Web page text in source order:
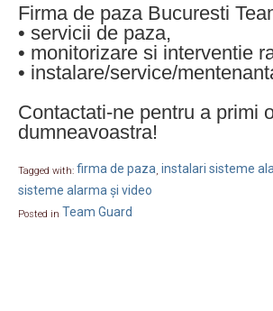
Firma de paza Bucuresti
• servicii de paza,
• monitorizare si interventie
• instalare/service/
Contactati-ne pentru a primi
dumneavoastra!
Tagged with: firma de paza instalari sisteme
sisteme alarma și video
Posted in Team Guard